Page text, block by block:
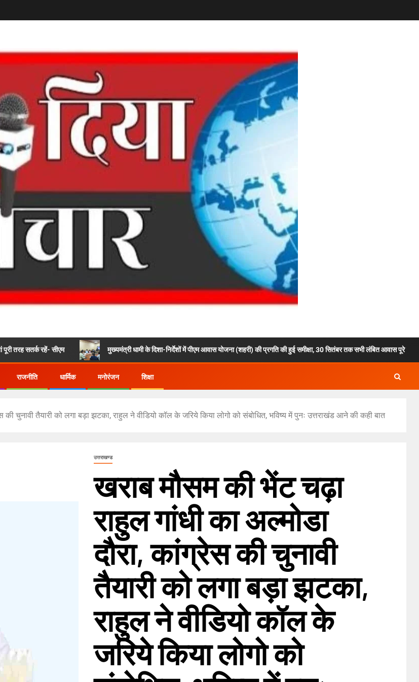
सीएम मुख्यमंत्री धामी के दिशा-निर्देशों में पीएम आवास योजना (शहरी) की प्रगति की हुई समीक्षा, 30 सितंबर तक सभी लंबित आवास पूरे करने के निर्देश, 6,464
राजनीति धार्मिक मनोरंजन शिक्षा
की चुनावी तैयारी को लगा बड़ा झटका, राहुल ने वीडियो कॉल के जरिये किया लोगो को संबोधित, भविष्य में पुनः उत्तराखंड आने की कही बात
उत्तराखण्ड
खराब मौसम की भेंट चढ़ा
राहुल गांधी का अल्मोडा
दौरा, कांग्रेस की चुनावी
तैयारी को लगा बड़ा झटका,
राहुल ने वीडियो कॉल के
जरिये किया लोगो को